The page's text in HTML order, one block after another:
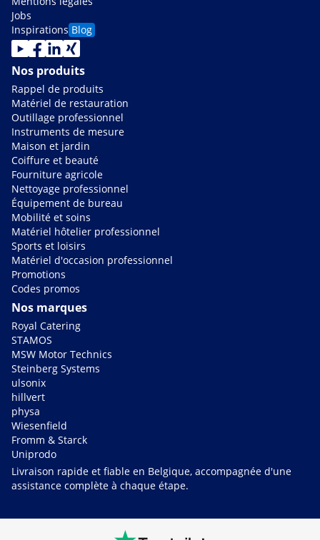
Jobs
Inspirations Blog
Nos produits
Rappel de produits
Matériel de restauration
Outillage professionnel
Instruments de mesure
Maison et jardin
Coiffure et beauté
Fourniture agricole
Nettoyage professionnel
Équipement de bureau
Mobilité et soins
Matériel hôtelier professionnel
Sports et loisirs
Matériel d'occasion professionnel
Promotions
Codes promos
Nos marques
Royal Catering
STAMOS
MSW Motor Technics
Steinberg Systems
ulsonix
hillvert
physa
Wiesenfield
Fromm & Starck
Uniprodo
Livraison rapide et fiable en Belgique, accompagnée d'une
assistance complète à chaque étape.